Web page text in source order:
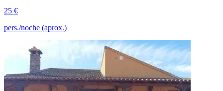
25 €
pers./noche (aprox.)